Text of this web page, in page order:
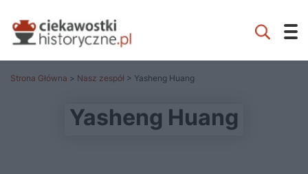
Strona Główna > Nasz zespół > Yasheng Huang
Yasheng Huang